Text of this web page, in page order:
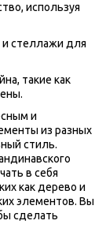
используя
стеллажи для
такие как
и
из разных
стиль.
в себя
как дерево и
элементов. Вы
сделать